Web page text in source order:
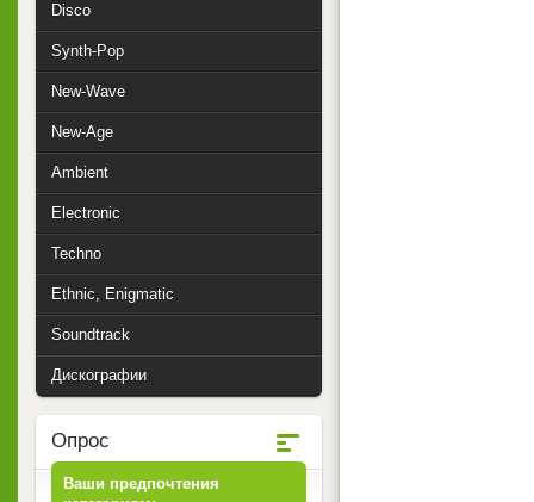
Disco
Synth-Pop
New-Wave
New-Age
Ambient
Electronic
Techno
Ethnic, Enigmatic
Soundtrack
Дискографии
Опрос
Ваши предпочтения